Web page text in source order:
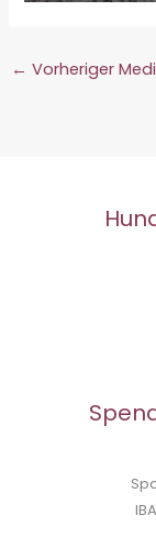
← Vorheriger